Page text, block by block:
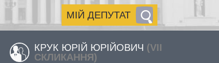
МІЙ ДЕПУТАТ
КРУК ЮРІЙ ЮРІЙОВИЧ (VII
СКЛИКАННЯ)